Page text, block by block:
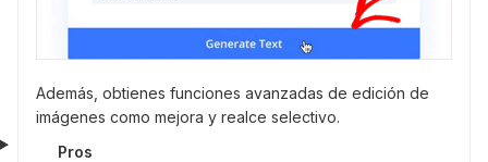
Además, obtienes funciones avanzadas de edición de
imágenes como mejora y realce selectivo.
Pros